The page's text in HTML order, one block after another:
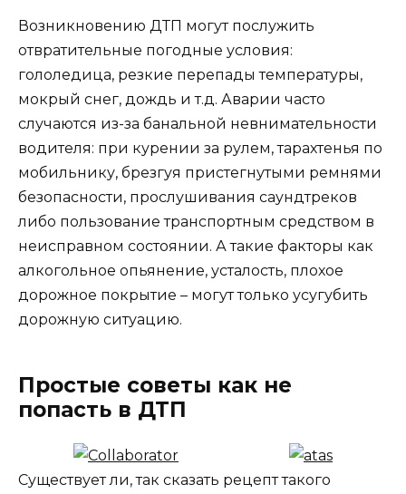
Возникновению ДТП могут послужить
отвратительные погодные условия:
гололедица, резкие перепады температуры,
мокрый снег, дождь и т.д. Аварии часто
случаются из-за банальной невнимательности
водителя: при курении за рулем, тарахтенья по
мобильнику, брезгуя пристегнутыми ремнями
безопасности, прослушивания саундтреков
либо пользование транспортным средством в
неисправном состоянии. А такие факторы как
алкогольное опьянение, усталость, плохое
дорожное покрытие – могут только усугубить
дорожную ситуацию.
Простые советы как не
попасть в ДТП
Существует ли, так сказать рецепт такого